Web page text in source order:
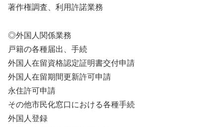
著作権調査、利用許諾業務
◎外国人関係業務
戸籍の各種届出、手続
外国人在留資格認定証明書交付申請
外国人在留期間更新許可申請
永住許可申請
その他市民化窓口における各種手続
外国人登録